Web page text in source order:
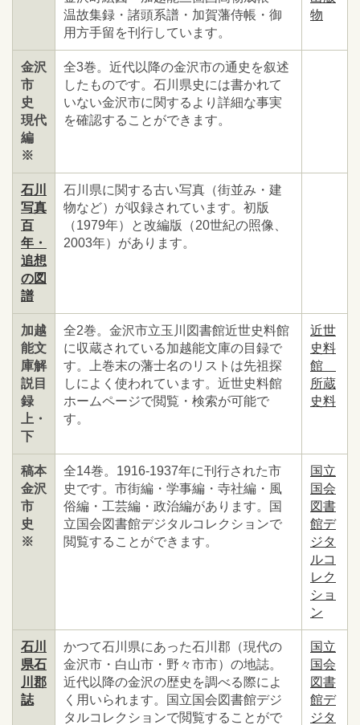
温故集録・諸頭系譜・加賀藩侍帳・御
用方手留を刊行しています。
物
金沢
市
史
現代
編
※
全3巻。近代以降の金沢市の通史を叙述
したものです。石川県史には書かれて
いない金沢市に関するより詳細な事実
を確認することができます。
石川
写真
百
年・
追想
の図
譜
石川県に関する古い写真（街並み・建
物など）が収録されています。初版
（1979年）と改編版（20世紀の照像、
2003年）があります。
加越
能文
庫解
説目
録
上・
下
全2巻。金沢市立玉川図書館近世史料館
に収蔵されている加越能文庫の目録で
す。上巻末の藩士名のリストは先祖探
しによく使われています。近世史料館
ホームページで閲覧・検索が可能で
す。
近世
史料
館
所蔵
史料
稿本
金沢
市
史
※
全14巻。1916-1937年に刊行された市
史です。市街編・学事編・寺社編・風
俗編・工芸編・政治編があります。国
立国会図書館デジタルコレクションで
閲覧することができます。
国立
国会
図書
館デ
ジタ
ルコ
レク
ショ
ン
石川
県石
川郡
誌
かつて石川県にあった石川郡（現代の
金沢市・白山市・野々市市）の地誌。
近代以降の金沢の歴史を調べる際によ
く用いられます。国立国会図書館デジ
タルコレクションで閲覧することがで
国立
国会
図書
館デ
ジタ